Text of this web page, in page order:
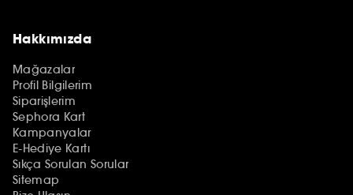
Hakkımızda
Mağazalar
Profil Bilgilerim
Siparişlerim
Sephora Kart
Kampanyalar
E-Hediye Kartı
Sıkça Sorulan Sorular
Sitemap